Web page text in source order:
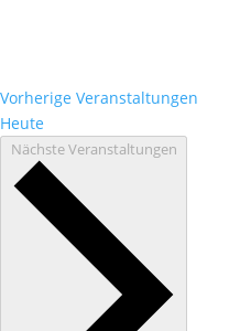
Vorherige Veranstaltungen
Heute
NächsteVeranstaltungen